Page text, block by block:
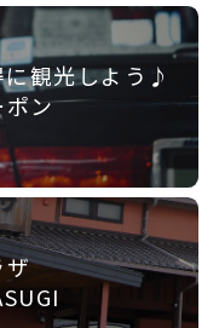
に観光しよう♪
ポン
ザ